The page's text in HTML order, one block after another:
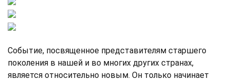
Событие, посвященное представителям старшего
поколения в нашей и во многих других странах,
является относительно новым. Он только начинает